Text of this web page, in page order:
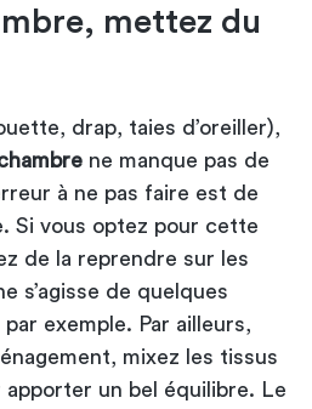
mettez du
drap, taies d’oreiller),
ne manque pas de
à ne pas faire est de
Si vous optez pour cette
de la reprendre sur les
s’agisse de quelques
exemple. Par ailleurs,
mixez les tissus
un bel équilibre. Le